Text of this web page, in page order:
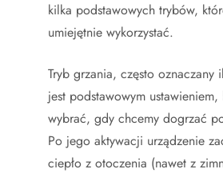
kilka podstawowych trybów,
umiejętnie wykorzystać.
Tryb grzania, często oznaczany
jest podstawowym
wybrać, gdy chcemy dogrzać
Po jego aktywacji urządzenie
ciepło z otoczenia (nawet z